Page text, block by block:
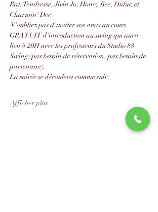
Rat, Tendresse, Jivin Jo, Honey Bee, Didur, et
Charmin' Dee
N'oubliez pas d'inviter vos amis au cours
GRATUIT d'introduction au swing qui aura
lieu à 20H avec les professeurs du Studio 88
Swing (pas besoin de réservation, pas besoin de
partenaire).
La soirée se déroulera comme suit:
Afficher plus